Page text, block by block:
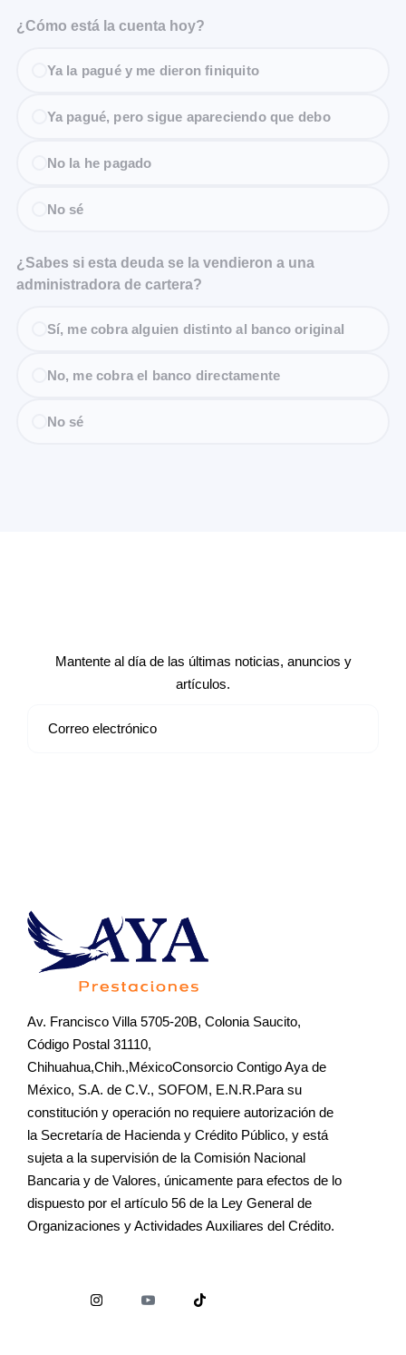
¿Cómo está la cuenta hoy?
Ya la pagué y me dieron finiquito
Ya pagué, pero sigue apareciendo que debo
No la he pagado
No sé
¿Sabes si esta deuda se la vendieron a una
administradora de cartera?
Sí, me cobra alguien distinto al banco original
No, me cobra el banco directamente
No sé
Mantente al día de las últimas noticias, anuncios y
artículos.
Av. Francisco Villa 5705-20B, Colonia Saucito,
Código Postal 31110,
Chihuahua,Chih.,MéxicoConsorcio Contigo Aya de
México, S.A. de C.V., SOFOM, E.N.R.Para su
constitución y operación no requiere autorización de
la Secretaría de Hacienda y Crédito Público, y está
sujeta a la supervisión de la Comisión Nacional
Bancaria y de Valores, únicamente para efectos de lo
dispuesto por el artículo 56 de la Ley General de
Organizaciones y Actividades Auxiliares del Crédito.